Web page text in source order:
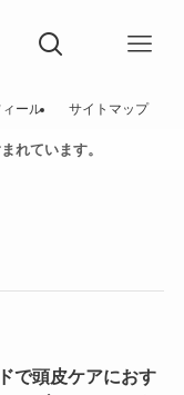
ール サイトマップ
れています。
で頭皮ケアにおす